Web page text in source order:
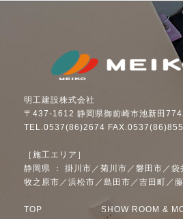
明工建設株式会社
〒437-1612 静岡県御前崎市池新田
TEL.0537(86)2674
［施工エリア］
静岡県 ： 掛川市／菊川市／磐田市／
牧之原市／浜松市／島田市／吉田町／
TOP SHOW ROOM &